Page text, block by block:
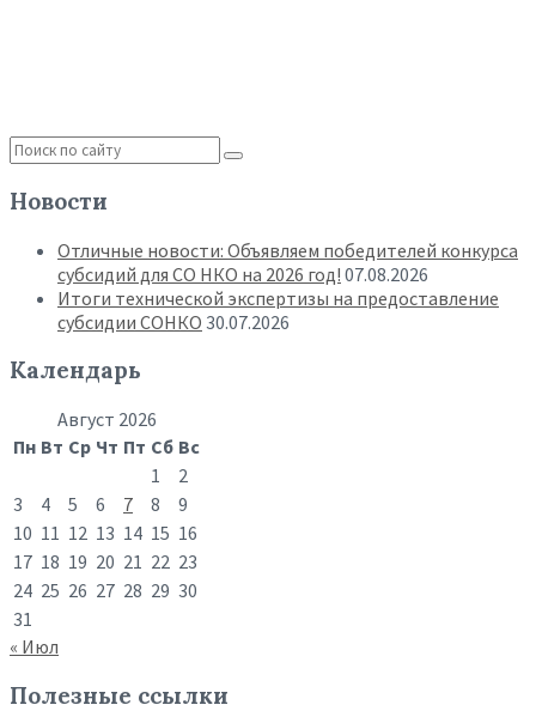
Новости
Отличные новости: Объявляем победителей конкурса
субсидий для СО НКО на 2026 год! 07.08.2026
Итоги технической экспертизы на предоставление
субсидии СОНКО 30.07.2026
Календарь
Август 2026
Пн Вт Ср Чт Пт Сб Вс
1
2
3
4 5 6 7 8
9
10 11 12 13 14 15 16
17 18 19 20 21 22 23
24 25 26 27 28 29 30
31
« Июл
Полезные ссылки